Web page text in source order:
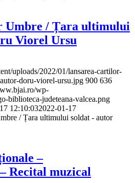
Umbre / Țara ultimului
Viorel Ursu
uploads/2022/01/lansarea-cartilor-
doru-viorel-ursu.jpg 900 636
wp-
biblioteca-judeteana-valcea.png
12:10:032022-01-17
/ Țara ultimului soldat - autor
–
Recital muzical